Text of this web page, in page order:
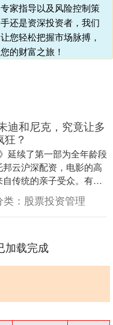
家指导以及风险控制策
还是资深投资者，我们
您轻松把握市场脉搏，
的财富之旅！
迪和尼克，究竟让多
？
延续了第一部为全年龄段
云沪深配资，电影的高
传统的亲子受众。有调
实际的观影主力其实是
： 股票投资管理
加载完成